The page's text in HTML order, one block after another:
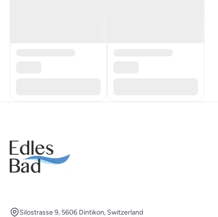
Silostrasse 9, 5606 Dintikon, Switzerland